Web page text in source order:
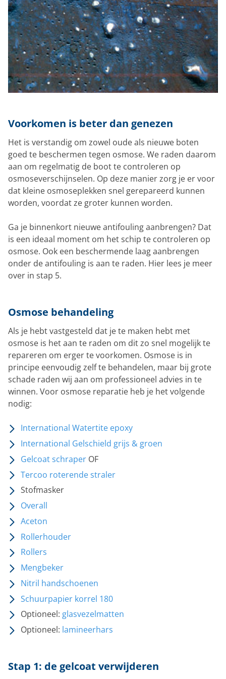
Voorkomen is beter dan genezen
Het is verstandig om zowel oude als nieuwe boten
goed te beschermen tegen osmose. We raden daarom
aan om regelmatig de boot te controleren op
osmoseverschijnselen. Op deze manier zorg je er voor
dat kleine osmoseplekken snel gerepareerd kunnen
worden, voordat ze groter kunnen worden.
Ga je binnenkort nieuwe antifouling aanbrengen? Dat
is een ideaal moment om het schip te controleren op
osmose. Ook een beschermende laag aanbrengen
onder de antifouling is aan te raden. Hier lees je meer
over in stap 5.
Osmose behandeling
Als je hebt vastgesteld dat je te maken hebt met
osmose is het aan te raden om dit zo snel mogelijk te
repareren om erger te voorkomen. Osmose is in
principe eenvoudig zelf te behandelen, maar bij grote
schade raden wij aan om professioneel advies in te
winnen. Voor osmose reparatie heb je het volgende
nodig:
International Watertite epoxy
International Gelschield grijs & groen
Gelcoat schraper OF
Tercoo roterende straler
Stofmasker
Overall
Aceton
Rollerhouder
Rollers
Mengbeker
Nitril handschoenen
Schuurpapier korrel 180
Optioneel: glasvezelmatten
Optioneel: lamineerhars
Stap 1: de gelcoat verwijderen